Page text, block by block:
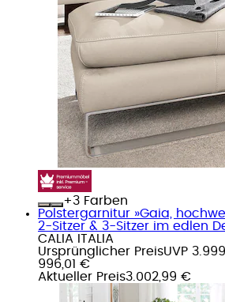
+
Farben
Polstergarnitur »Gaia,
2-Sitzer & 3-Sitzer im edlen
CALIA ITALIA
Ursprünglicher PreisUVP
996,01 €
Aktueller Preis3.002,99 €